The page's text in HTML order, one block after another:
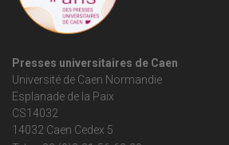
Presses universitaires de Caen
Université de Caen Normandie
Esplanade de la Paix
CS14032
14032 Caen Cedex 5